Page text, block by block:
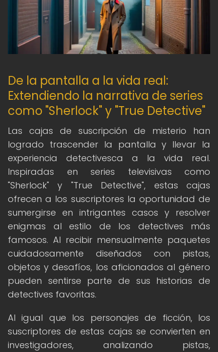
De la pantalla a la vida real:
Extendiendo la narrativa de series
como "Sherlock" y "True Detective"
Las cajas de suscripción de misterio han
logrado trascender la pantalla y llevar la
experiencia detectivesca a la vida real.
Inspiradas en series televisivas como
"Sherlock" y "True Detective", estas cajas
ofrecen a los suscriptores la oportunidad de
sumergirse en intrigantes casos y resolver
enigmas al estilo de los detectives más
famosos. Al recibir mensualmente paquetes
cuidadosamente diseñados con pistas,
objetos y desafíos, los aficionados al género
pueden sentirse parte de sus historias de
detectives favoritas.
Al igual que los personajes de ficción, los
suscriptores de estas cajas se convierten en
investigadores, analizando pistas,